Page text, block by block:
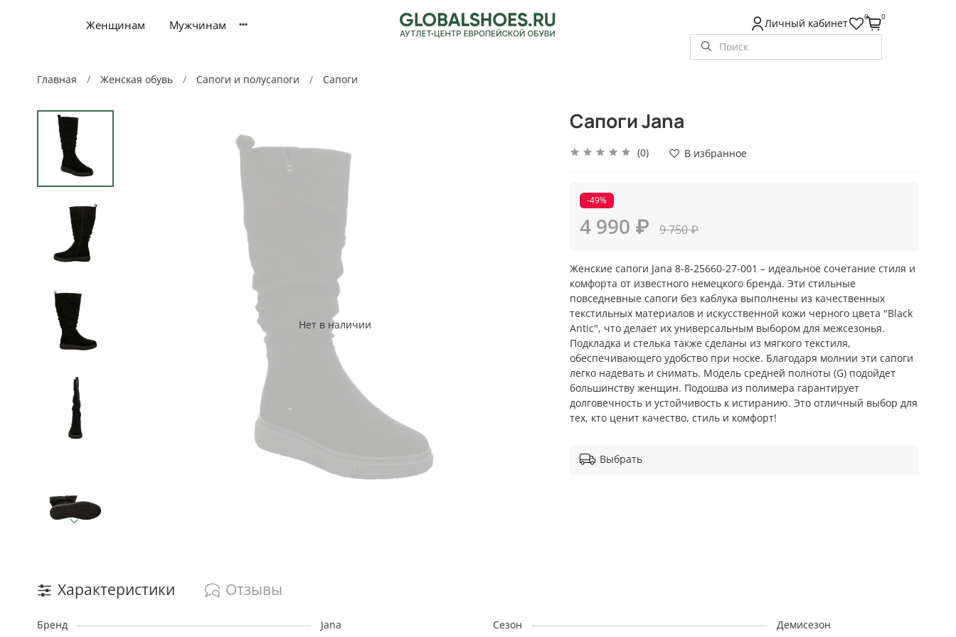
Женщинам Мужчинам Личный кабинет 0 0
Главная Женская обувь Сапоги и полусапоги Сапоги
Нет в наличии
Сапоги Jana
(0) В избранное
-49%
4 990 ₽ 9 750 ₽
Женские сапоги Jana 8-8-25660-27-001 – идеальное сочетание стиля и
комфорта от известного немецкого бренда. Эти стильные
повседневные сапоги без каблука выполнены из качественных
текстильных материалов и искусственной кожи черного цвета "Black
Antic", что делает их универсальным выбором для межсезонья.
Подкладка и стелька также сделаны из мягкого текстиля,
обеспечивающего удобство при носке. Благодаря молнии эти сапоги
легко надевать и снимать. Модель средней полноты (G) подойдет
большинству женщин. Подошва из полимера гарантирует
долговечность и устойчивость к истиранию. Это отличный выбор для
тех, кто ценит качество, стиль и комфорт!
Выбрать
Характеристики Отзывы
Бренд Jana Сезон Демисезон